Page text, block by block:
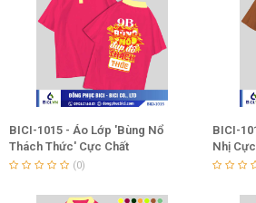
BICI-1015 - Áo Lớp 'Bùng Nổ
Thách Thức' Cực Chất
(0)
BICI-
Nhị